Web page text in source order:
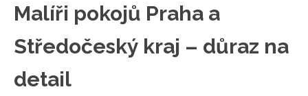
Malíři pokojů Praha a
Středočeský kraj – důraz na
detail